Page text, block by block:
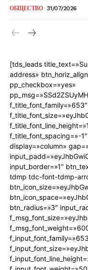
ОБЩЕСТВО 31/07/2026
[tds_leads
address»
pp_checkbox=»yes»
f_title_font_family=»653″
f_title_font_spacing=»-
display=»column»
input_border=»1″
tdmp tdc-font-tdmp-
btn_radius=»3″